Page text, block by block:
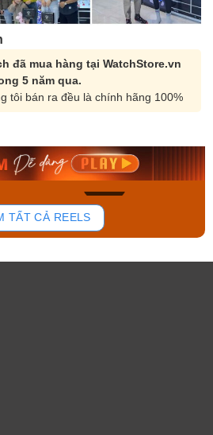
đã mua hàng tại WatchStore.vn
5 năm qua.
tôi bán ra đều là chính hãng 100%
133
Casio Nam MTS-
Mua ngay
TẤT CẢ REELS